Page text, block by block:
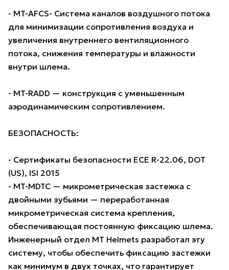
- MT-AFCS- Система каналов воздушного потока
для минимизации сопротивления воздуха и
увеличения внутреннего вентиляционного
потока, снижения температуры и влажности
внутри шлема.
- MT-RADD — конструкция с уменьшенным
аэродинамическим сопротивлением.
БЕЗОПАСНОСТЬ:
- Сертификаты безопасности ECE R-22.06, DOT
(US), ISI 2015
- MT-MDTC — микрометрическая застежка с
двойными зубьями — переработанная
микрометрическая система крепления,
обеспечивающая постоянную фиксацию шлема.
Инженерный отдел MT Helmets разработал эту
систему, чтобы обеспечить фиксацию застежки
как минимум в двух точках, что гарантирует